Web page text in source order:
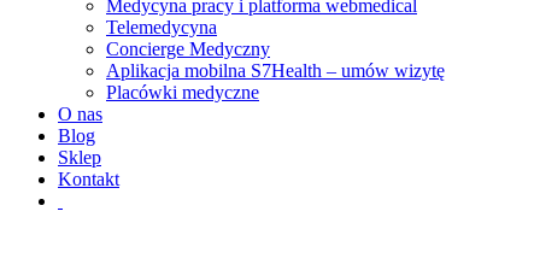
Medycyna pracy i platforma webmedical
Telemedycyna
Concierge Medyczny
Aplikacja mobilna S7Health – umów wizytę
Placówki medyczne
O nas
Blog
Sklep
Kontakt